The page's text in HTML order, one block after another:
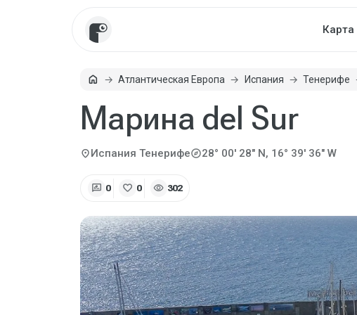
Карта
homeГлавнаяАтлантическая Европа Испания Тенерифе
Марина del Sur
location_onИспания Тенерифеexplore28° 00' 28" N, 16° 39' 36" W
rate_review 0 favorite 0 visibility 302